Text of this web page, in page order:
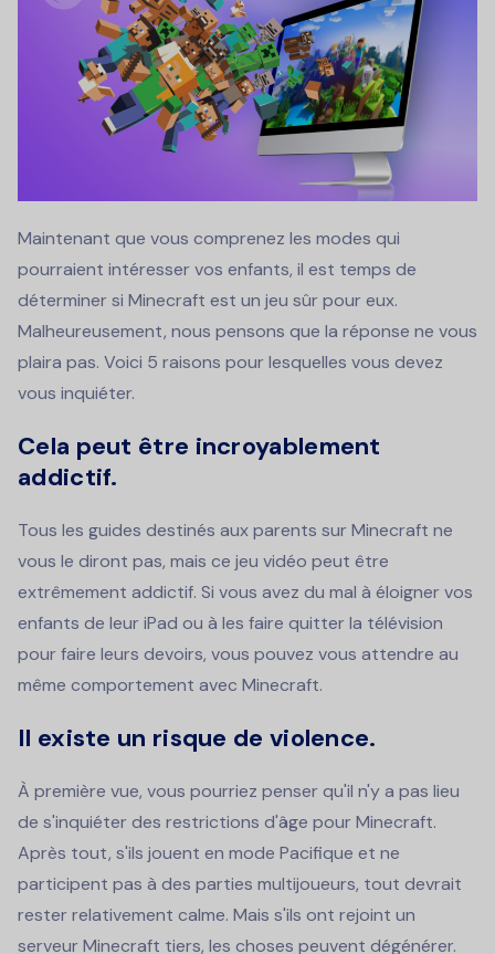
Maintenant que vous comprenez les modes qui
pourraient intéresser vos enfants, il est temps de
déterminer si Minecraft est un jeu sûr pour eux.
Malheureusement, nous pensons que la réponse ne vous
plaira pas. Voici 5 raisons pour lesquelles vous devez
vous inquiéter.
Cela peut être incroyablement
addictif.
Tous les guides destinés aux parents sur Minecraft ne
vous le diront pas, mais ce jeu vidéo peut être
extrêmement addictif. Si vous avez du mal à éloigner vos
enfants de leur iPad ou à les faire quitter la télévision
pour faire leurs devoirs, vous pouvez vous attendre au
même comportement avec Minecraft.
Il existe un risque de violence.
À première vue, vous pourriez penser qu'il n'y a pas lieu
de s'inquiéter des restrictions d'âge pour Minecraft.
Après tout, s'ils jouent en mode Pacifique et ne
participent pas à des parties multijoueurs, tout devrait
rester relativement calme. Mais s'ils ont rejoint un
serveur Minecraft tiers, les choses peuvent dégénérer.